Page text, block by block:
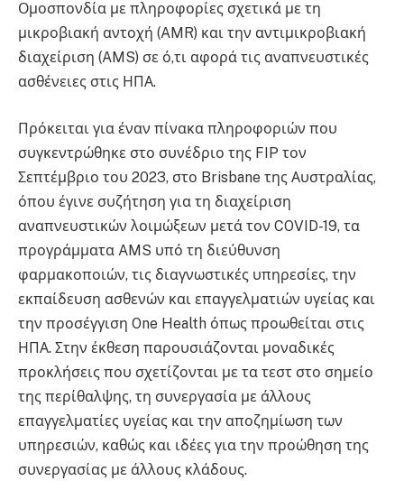
Ομοσπονδία με πληροφορίες σχετικά με τη
μικροβιακή αντοχή (AMR) και την αντιμικροβιακή
διαχείριση (AMS) σε ό,τι αφορά τις αναπνευστικές
ασθένειες στις ΗΠΑ.
Πρόκειται για έναν πίνακα πληροφοριών που
συγκεντρώθηκε στο συνέδριο της FIP τον
Σεπτέμβριο του 2023, στο Brisbane της Αυστραλίας,
όπου έγινε συζήτηση για τη διαχείριση
αναπνευστικών λοιμώξεων μετά τον COVID-19, τα
προγράμματα AMS υπό τη διεύθυνση
φαρμακοποιών, τις διαγνωστικές υπηρεσίες, την
εκπαίδευση ασθενών και επαγγελματιών υγείας και
την προσέγγιση One Health όπως προωθείται στις
ΗΠΑ. Στην έκθεση παρουσιάζονται μοναδικές
προκλήσεις που σχετίζονται με τα τεστ στο σημείο
της περίθαλψης, τη συνεργασία με άλλους
επαγγελματίες υγείας και την αποζημίωση των
υπηρεσιών, καθώς και ιδέες για την προώθηση της
συνεργασίας με άλλους κλάδους.